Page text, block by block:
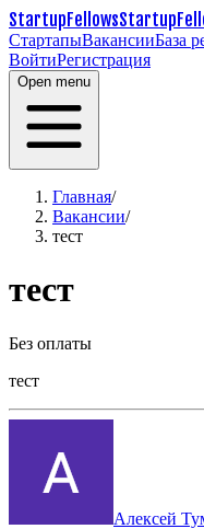
StartupFellows
СтартапыВакансииБаза
ВойтиРегистрация
Open menu
Главная/
Вакансии/
тест
тест
Без оплаты
тест
Алексей